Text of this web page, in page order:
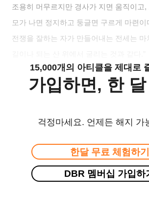
조용히 머무르지만 경사가 지면 움직이고,
모가 나면 정지하고 둥글면 구르게 마련이
전쟁을 잘하는 자가 만들어내는 전세는 마
15,000개의 아티클을 제대로
가입하면, 한
걱정마세요. 언제든 해지 가
한달 무료 체험하기
DBR 멤버십 가입하